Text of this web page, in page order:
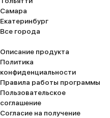
любит понять). Когда
стремится к нулю,
салона претензий не
но багажник мог бы
больше для семьи. То
перевезти нужно, то
транспорт, то сумки
Поскольку вожу детей,
безопасности при
Самара
Екатеринбург
Все города
Описание продукта
Политика
конфиденциальности
Правила работы программы
Пользовательское
соглашение
Согласие на получение